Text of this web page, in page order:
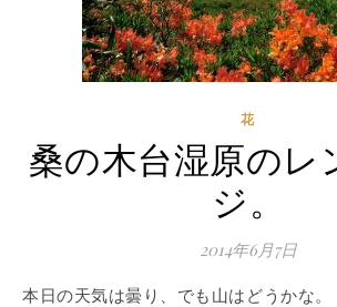
花
桑の木台湿原のレ
ジ。
2014年6月7日
本日の天気は曇り、でも山はどうかな。 それじゃあ行って